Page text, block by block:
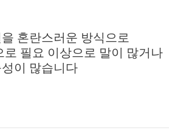
혼란스러운 방식으로
필요 이상으로 말이 많거나
이 많습니다